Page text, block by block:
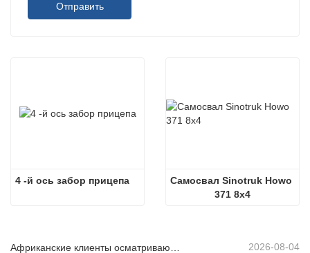
Отправить
4 -й ось забор прицепа
Самосвал Sinotruk Howo
371 8x4
Африканские клиенты осматривают подержанные самосвалы 2026-08-04